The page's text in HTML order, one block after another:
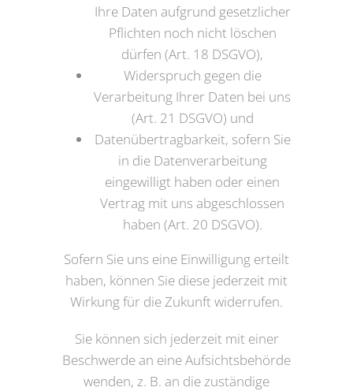
Ihre Daten aufgrund gesetzlicher
Pflichten noch nicht löschen
dürfen (Art. 18 DSGVO),
Widerspruch gegen die
Verarbeitung Ihrer Daten bei uns
(Art. 21 DSGVO) und
Datenübertragbarkeit, sofern Sie
in die Datenverarbeitung
eingewilligt haben oder einen
Vertrag mit uns abgeschlossen
haben (Art. 20 DSGVO).
Sofern Sie uns eine Einwilligung erteilt
haben, können Sie diese jederzeit mit
Wirkung für die Zukunft widerrufen.
Sie können sich jederzeit mit einer
Beschwerde an eine Aufsichtsbehörde
wenden, z. B. an die zuständige